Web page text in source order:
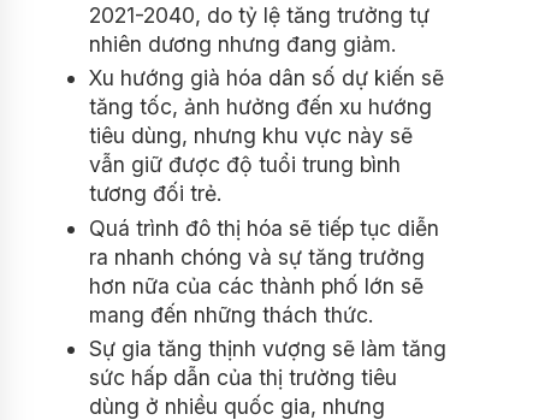
2021-2040, do tỷ lệ tăng trưởng tự
nhiên dương nhưng đang giảm.
Xu hướng già hóa dân số dự kiến ​​sẽ
tăng tốc, ảnh hưởng đến xu hướng
tiêu dùng, nhưng khu vực này sẽ
vẫn giữ được độ tuổi trung bình
tương đối trẻ.
Quá trình đô thị hóa sẽ tiếp tục diễn
ra nhanh chóng và sự tăng trưởng
hơn nữa của các thành phố lớn sẽ
mang đến những thách thức.
Sự gia tăng thịnh vượng sẽ làm tăng
sức hấp dẫn của thị trường tiêu
dùng ở nhiều quốc gia, nhưng